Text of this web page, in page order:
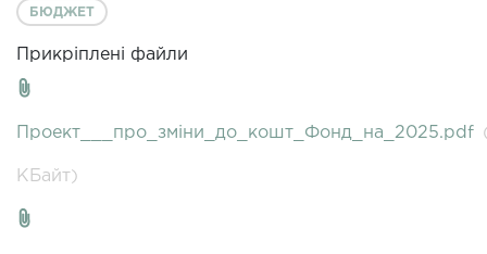
БЮДЖЕТ
Прикріплені файли
Проект___про_зміни_до_кошт_Фонд_на_2025.pdf
КБайт)